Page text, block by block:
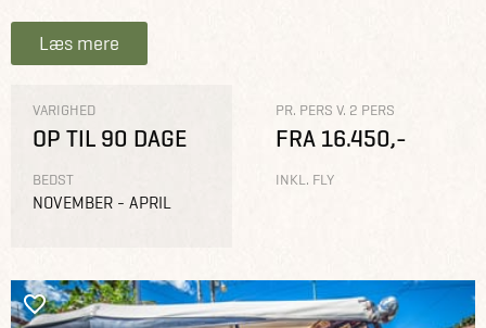
Læs mere
VARIGHED
OP TIL 90 DAGE
BEDST
NOVEMBER - APRIL
PR. PERS V. 2 PERS
FRA 16.450,-
INKL. FLY